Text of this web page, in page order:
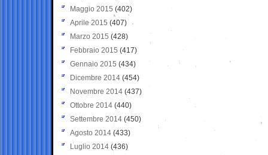
Maggio 2015 (402)
Aprile 2015 (407)
Marzo 2015 (428)
Febbraio 2015 (417)
Gennaio 2015 (434)
Dicembre 2014 (454)
Novembre 2014 (437)
Ottobre 2014 (440)
Settembre 2014 (450)
Agosto 2014 (433)
Luglio 2014 (436)